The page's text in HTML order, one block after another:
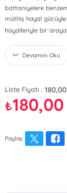
battaniyelere
müthiş hayal
hayalleriyle bir
Devamını Oku
Liste Fiyatı : 180,00
₺180,00
Paylaş